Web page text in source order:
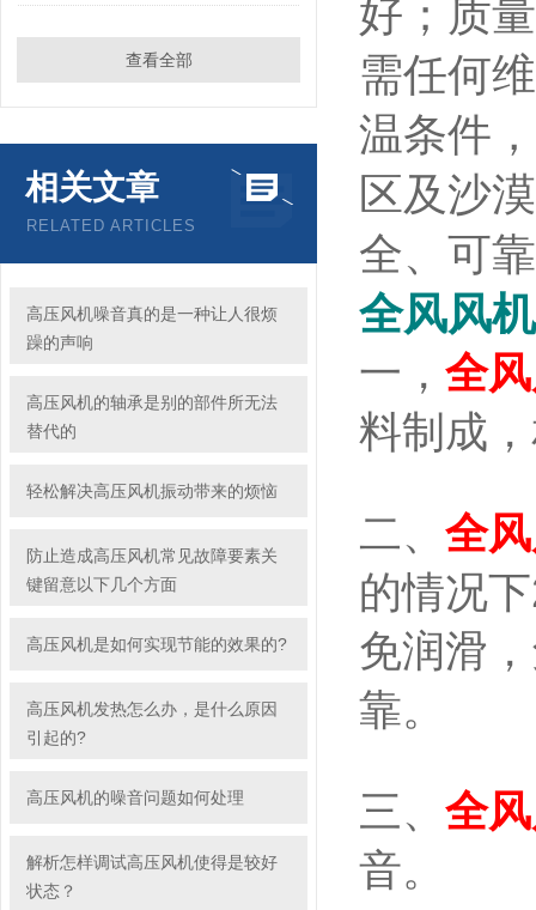
查看全部
相关文章
RELATED ARTICLES
高压风机噪音真的是一种让人很烦
躁的声响
高压风机的轴承是别的部件所无法
替代的
轻松解决高压风机振动带来的烦恼
防止造成高压风机常见故障要素关
键留意以下几个方面
高压风机是如何实现节能的效果的?
高压风机发热怎么办，是什么原因
引起的?
高压风机的噪音问题如何处理
解析怎样调试高压风机使得是较好
状态？
好；质
需任何
温条件
区及沙
全、可
全风风
一， 全
料制成
二、 全
的情况
免润滑
靠。
三、 全
音。